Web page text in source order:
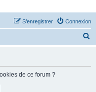
Connexion
S’enregistrer
de ce forum ?